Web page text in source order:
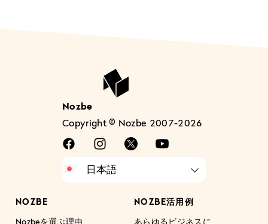
Nozbe
Copyright © Nozbe 2007-2026
NOZBE
Nozbeを選ぶ理由
NOZBE活用例
あらゆるビジネスに